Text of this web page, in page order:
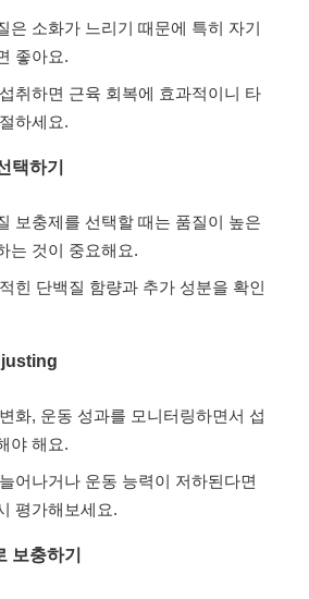
은 소화가 느리기 때문에 특히 자기
좋아요.
취하면 근육 회복에 효과적이니 타
하세요.
택하기
보충제를 선택할 때는 품질이 높은
는 것이 중요해요.
힌 단백질 함량과 추가 성분을 확인
화, 운동 성과를 모니터링하면서 섭
야 해요.
어나거나 운동 능력이 저하된다면
평가해보세요.
보충하기